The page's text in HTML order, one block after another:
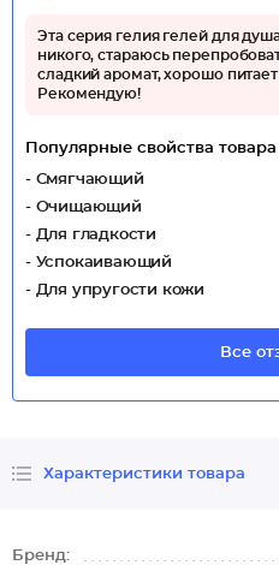
Эта серия гелия гелей для
никого, стараюсь
сладкий аромат, хорошо
Рекомендую!
Популярные свойства товара
- Смягчающий
- Очищающий
- Для гладкости
- Успокаивающий
- Для упругости кожи
Все
Характеристики товара
Бренд: